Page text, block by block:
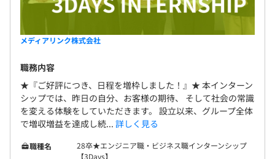
ます。
連結：163名、単体：126名（アルバイト含む）※2026年
5月時点
メディアリンク株式会社
職務内容
★『ご好評につき、日程を増枠しました！』★ 本インターン
シップでは、昨日の自分、お客様の期待、 そして社会の常識
を変える体験をしていただきます。 設立以来、グループ全体
で増収増益を達成し続... 詳しく見る
職種名
28卒★エンジニア職・ビジネス職インターンシップ
【3Days】